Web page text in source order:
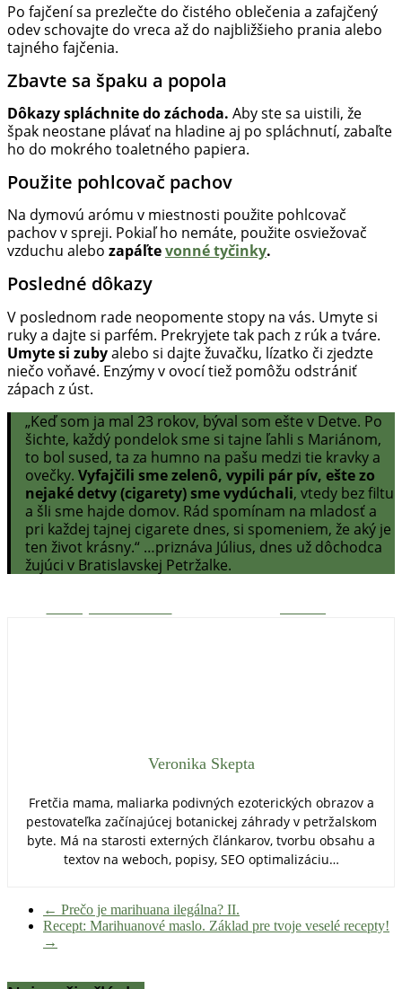
Po fajčení sa prezlečte do čistého oblečenia a zafajčený
odev schovajte do vreca až do najbližšieho prania alebo
tajného fajčenia.
Zbavte sa špaku a popola
Dôkazy spláchnite do záchoda. Aby ste sa uistili, že
špak neostane plávať na hladine aj po spláchnutí, zabaľte
ho do mokrého toaletného papiera.
Použite pohlcovač pachov
Na dymovú arómu v miestnosti použite pohlcovač
pachov v spreji. Pokiaľ ho nemáte, použite osviežovač
vzduchu alebo zapáľtevonné tyčinky.
Posledné dôkazy
V poslednom rade neopomente stopy na vás. Umyte si
ruky a dajte si parfém. Prekryjete tak pach z rúk a tváre.
Umyte si zubyalebo si dajte žuvačku, lízatko či zjedzte
niečo voňavé. Enzýmy v ovocí tiež pomôžu odstrániť
zápach z úst.
„Keď som ja mal 23 rokov, býval som ešte v Detve. Po
šichte, každý pondelok sme si tajne ľahli s Mariánom,
to bol sused, ta za humno na pašu medzi tie kravky a
ovečky. Vyfajčili sme zelenô, vypili pár pív, ešte zo
nejaké detvy (cigarety) sme vydúchali, vtedy bez filtu
a šli sme hajde domov. Rád spomínam na mladosť a
pri každej tajnej cigarete dnes, si spomeniem, že aký je
ten život krásny.“ …priznáva Július, dnes už dôchodca
žujúci v Bratislavskej Petržalke.
Veronika Skepta
Fretčia mama, maliarka podivných ezoterických obrazov a
pestovateľka začínajúcej botanickej záhrady v petržalskom
byte. Má na starosti externých článkarov, tvorbu obsahu a
textov na weboch, popisy, SEO optimalizáciu…
← Prečo je marihuana ilegálna? II.
Recept: Marihuanové maslo. Základ pre tvoje veselé recepty!
→